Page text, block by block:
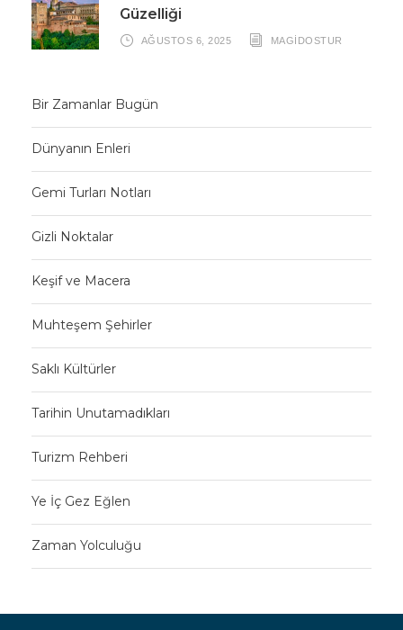
Güzelliği
AĞUSTOS 6, 2025 MAGIDOSTUR
Bir Zamanlar Bugün
Dünyanın Enleri
Gemi Turları Notları
Gizli Noktalar
Keşif ve Macera
Muhteşem Şehirler
Saklı Kültürler
Tarihin Unutamadıkları
Turizm Rehberi
Ye İç Gez Eğlen
Zaman Yolculuğu